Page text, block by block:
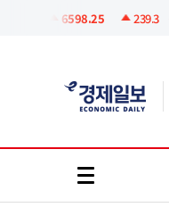
6598.25 239.3